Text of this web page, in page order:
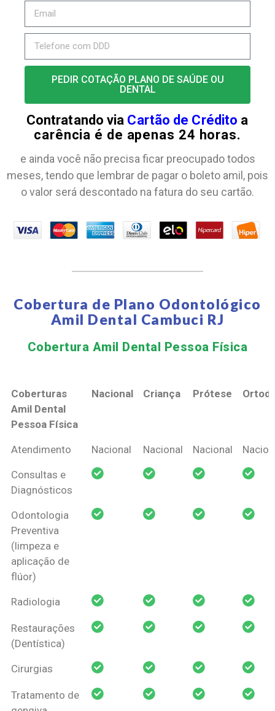
PEDIR COTAÇÃO PLANO DE SAÚDE OU
DENTAL
Contratando via Cartão de Crédito a
carência é de apenas 24 horas.
e ainda você não precisa ficar preocupado todos
meses, tendo que lembrar de pagar o boleto amil, pois
o valor será descontado na fatura do seu cartão.
Cobertura de Plano Odontológico
Amil Dental Cambuci RJ
Cobertura Amil Dental Pessoa Física​
Coberturas
Amil Dental
Pessoa Física
Nacional Criança Prótese
Coberturas
Pessoa Física
Nacional Criança Prótese
Atendimento Nacional Nacional Nacional
Consultas e
Diagnósticos
Odontologia
Preventiva
(limpeza e
aplicação de
flúor)
Radiologia
Restaurações
(Dentística)
Cirurgias
Tratamento de